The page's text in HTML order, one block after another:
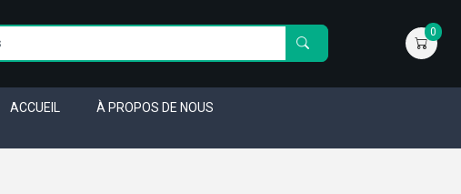
0
ACCUEIL À PROPOS DE NOUS